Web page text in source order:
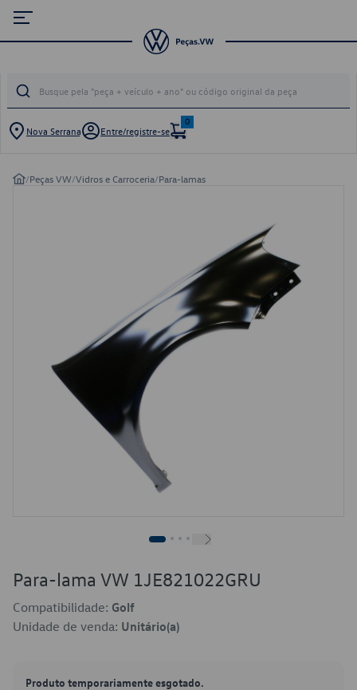
Nova Serrana Entre/registre-se
0
/Peças VW/Vidros e Carroceria/Para-lamas
Para-lama VW 1JE821022GRU
Compatibilidade: Golf
Unidade de venda: Unitário(a)
Produto temporariamente esgotado.